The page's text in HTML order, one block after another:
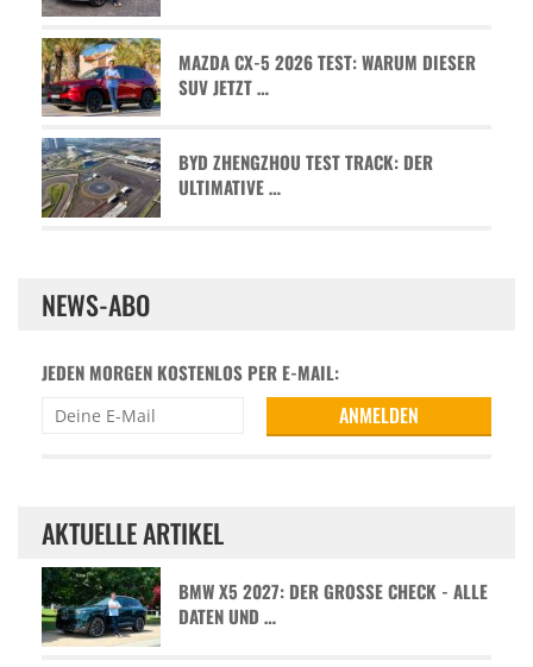
MAZDA CX-5 2026 TEST: WARUM DIESER
SUV JETZT …
BYD ZHENGZHOU TEST TRACK: DER
ULTIMATIVE …
NEWS-ABO
JEDEN MORGEN KOSTENLOS PER E-MAIL:
AKTUELLE ARTIKEL
BMW X5 2027: DER GROSSE CHECK - ALLE D
ATEN UND …